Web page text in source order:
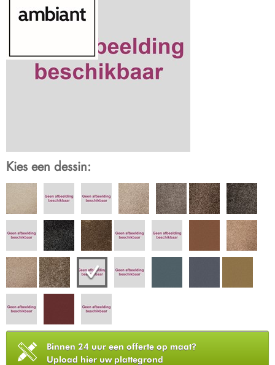
Kies een dessin:
Binnen 24 uur een offerte op maat?
Upload hier uw plattegrond